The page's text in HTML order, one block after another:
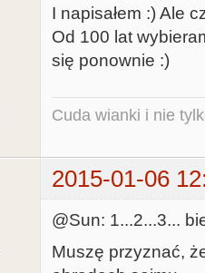
I napisałem :) Ale
Od 100 lat
się ponownie :)
Cuda wianki i nie
2015-01-06
@Sun: 1...2...3...
Muszę przyznać,